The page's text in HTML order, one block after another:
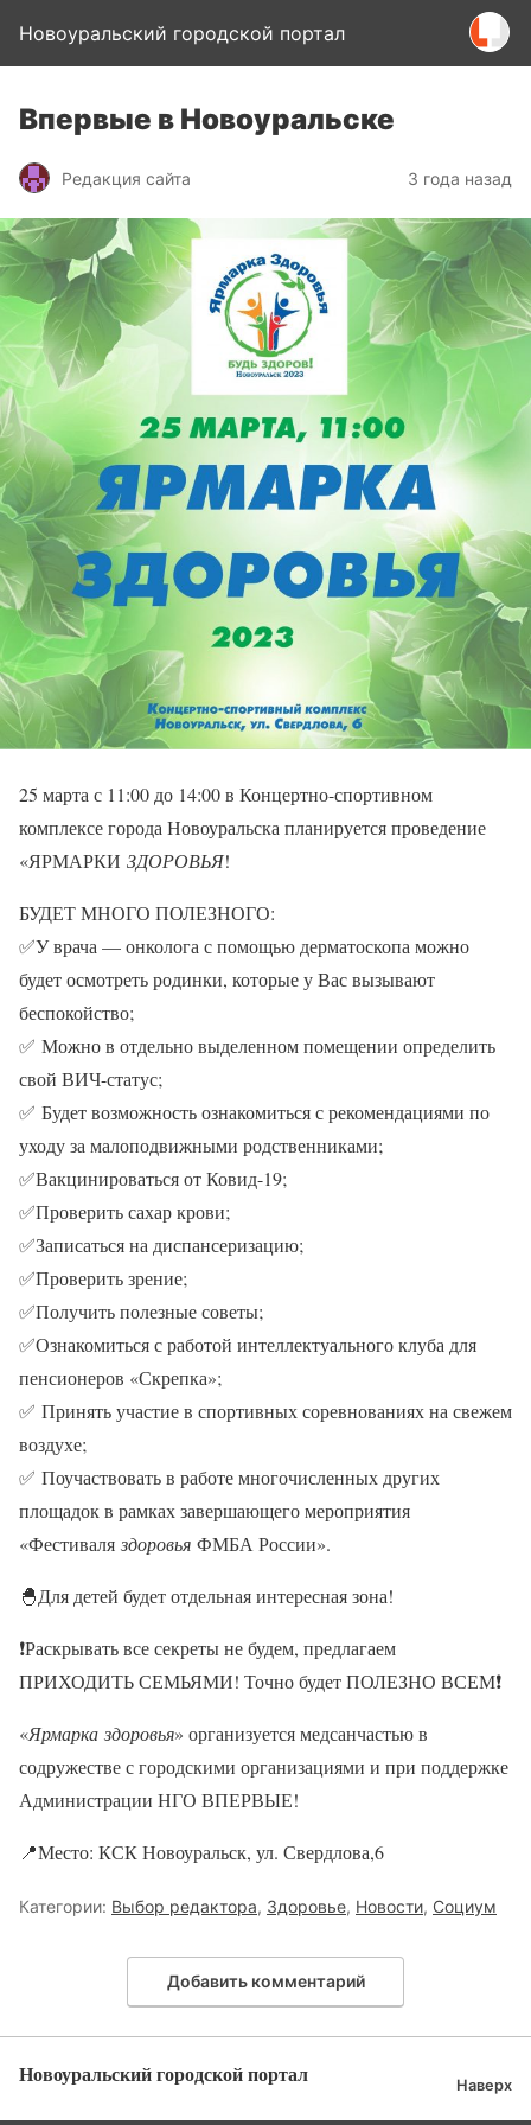
Новоуральский городской портал
Впервые в Новоуральске
Редакция сайта 3 года назад
25 марта с 11:00 до 14:00 в Концертно-спортивном
комплексе города Новоуральска планируется проведение
«ЯРМАРКИ ЗДОРОВЬЯ!
БУДЕТ МНОГО ПОЛЕЗНОГО:
✅У врача — онколога с помощью дерматоскопа можно
будет осмотреть родинки, которые у Вас вызывают
беспокойство;
✅ Можно в отдельно выделенном помещении определить
свой ВИЧ-статус;
✅ Будет возможность ознакомиться с рекомендациями по
уходу за малоподвижными родственниками;
✅Вакцинироваться от Ковид-19;
✅Проверить сахар крови;
✅Записаться на диспансеризацию;
✅Проверить зрение;
✅Получить полезные советы;
✅Ознакомиться с работой интеллектуального клуба для
пенсионеров «Скрепка»;
✅ Принять участие в спортивных соревнованиях на свежем
воздухе;
✅ Поучаствовать в работе многочисленных других
площадок в рамках завершающего мероприятия
«Фестиваля здоровья ФМБА России».
🐣Для детей будет отдельная интересная зона!
❗Раскрывать все секреты не будем, предлагаем
ПРИХОДИТЬ СЕМЬЯМИ! Точно будет ПОЛЕЗНО ВСЕМ❗
«Ярмарка здоровья» организуется медсанчастью в
содружестве с городскими организациями и при поддержке
Администрации НГО ВПЕРВЫЕ!
📍Место: КСК Новоуральск, ул. Свердлова,6
Категории: Выбор редактора, Здоровье, Новости, Социум
Добавить комментарий
Новоуральский городской портал Наверх